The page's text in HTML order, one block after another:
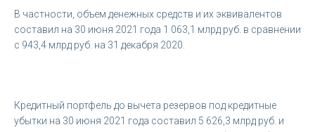
В частности, объем денежных средств и их эквивалентов
составил на 30 июня 2021 года 1 063,1 млрд руб. в сравнении
с 943,4 млрд руб. на 31 декабря 2020.
Кредитный портфель до вычета резервов под кредитные
убытки на 30 июня 2021 года составил 5 626,3 млрд руб. и